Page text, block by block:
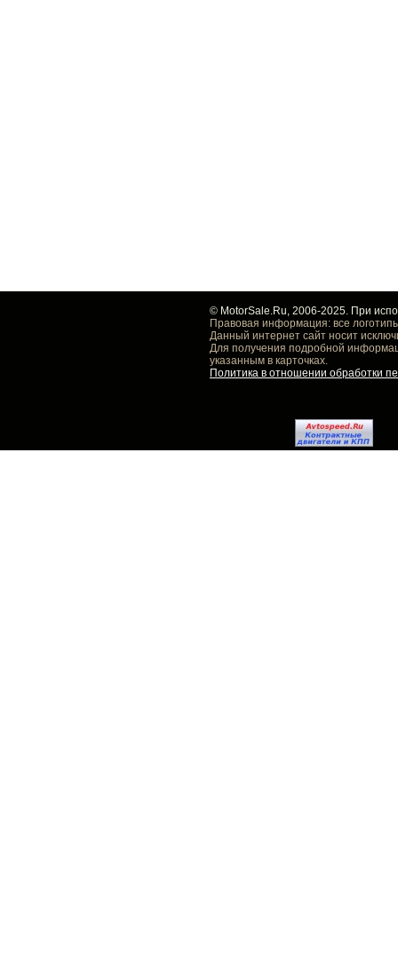
© MotorSale.Ru, 2006-2025. При
Правовая информация: все
Данный интернет сайт носит
Для получения подробной
указанным в карточках.
Политика в отношении обработки